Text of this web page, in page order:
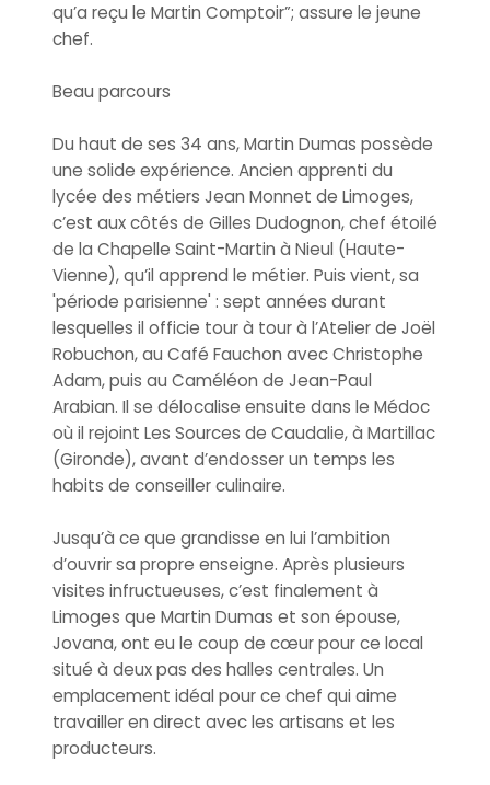
qu’a reçu le Martin Comptoir”; assure le jeune
chef.
Beau parcours
Du haut de ses 34 ans, Martin Dumas possède
une solide expérience. Ancien apprenti du
lycée des métiers Jean Monnet de Limoges,
c’est aux côtés de Gilles Dudognon, chef étoilé
de la Chapelle Saint-Martin à Nieul (Haute-
Vienne), qu’il apprend le métier. Puis vient, sa
'période parisienne' : sept années durant
lesquelles il officie tour à tour à l’Atelier de Joël
Robuchon, au Café Fauchon avec Christophe
Adam, puis au Caméléon de Jean-Paul
Arabian. Il se délocalise ensuite dans le Médoc
où il rejoint Les Sources de Caudalie, à Martillac
(Gironde), avant d’endosser un temps les
habits de conseiller culinaire.
Jusqu’à ce que grandisse en lui l’ambition
d’ouvrir sa propre enseigne. Après plusieurs
visites infructueuses, c’est finalement à
Limoges que Martin Dumas et son épouse,
Jovana, ont eu le coup de cœur pour ce local
situé à deux pas des halles centrales. Un
emplacement idéal pour ce chef qui aime
travailler en direct avec les artisans et les
producteurs.